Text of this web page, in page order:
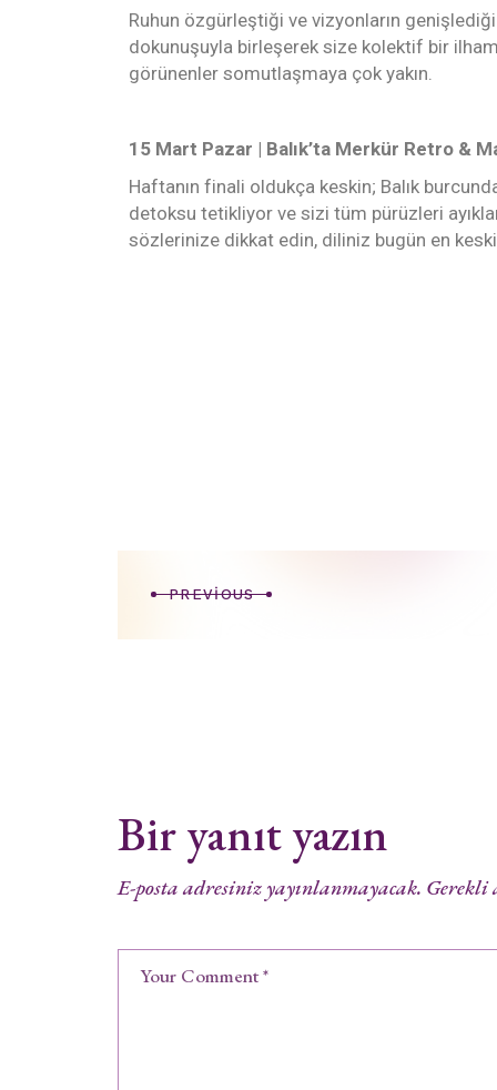
Ruhun özgürleştiği ve vizyonların
dokunuşuyla birleşerek size kolektif bir
görünenler somutlaşmaya çok yakın.
​15 Mart Pazar | Balık’ta Merkür Retro &
Haftanın finali oldukça keskin; Balık
detoksu tetikliyor ve sizi tüm pürüzleri
sözlerinize dikkat edin, diliniz bugün en
PREVIOUS
Bir yanıt yazın
E-posta adresiniz yayınlanmayacak.